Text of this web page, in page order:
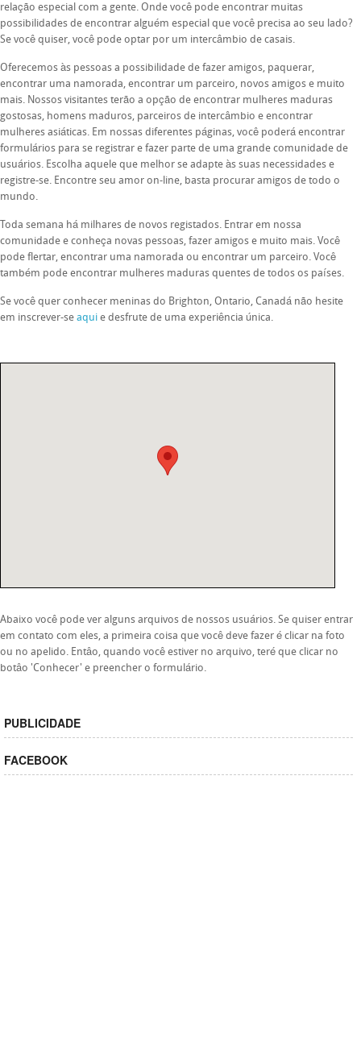
relação especial com a gente. Onde você pode encontrar muitas
possibilidades de encontrar alguém especial que você precisa ao seu lado?
Se você quiser, você pode optar por um intercâmbio de casais.
Oferecemos às pessoas a possibilidade de fazer amigos, paquerar,
encontrar uma namorada, encontrar um parceiro, novos amigos e muito
mais. Nossos visitantes terão a opção de encontrar mulheres maduras
gostosas, homens maduros, parceiros de intercâmbio e encontrar
mulheres asiáticas. Em nossas diferentes páginas, você poderá encontrar
formulários para se registrar e fazer parte de uma grande comunidade de
usuários. Escolha aquele que melhor se adapte às suas necessidades e
registre-se. Encontre seu amor on-line, basta procurar amigos de todo o
mundo.
Toda semana há milhares de novos registados. Entrar em nossa
comunidade e conheça novas pessoas, fazer amigos e muito mais. Você
pode flertar, encontrar uma namorada ou encontrar um parceiro. Você
também pode encontrar mulheres maduras quentes de todos os países.
Se você quer conhecer meninas do Brighton, Ontario, Canadá não hesite
em inscrever-se aqui e desfrute de uma experiência única.
Abaixo você pode ver alguns arquivos de nossos usuários. Se quiser entrar
em contato com eles, a primeira coisa que você deve fazer é clicar na foto
ou no apelido. Entâo, quando você estiver no arquivo, teré que clicar no
botâo 'Conhecer' e preencher o formulário.
PUBLICIDADE
FACEBOOK